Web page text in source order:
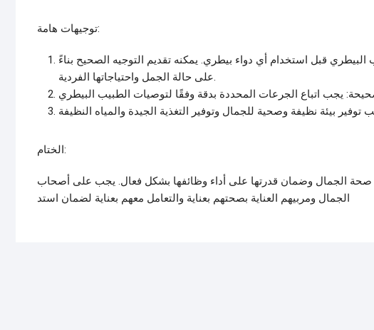
توجيهات هامة:
قبل استخدام أي دواء بيطري. يمكنه تقديم التوجيه الصحيح بناءً
على حالة الجمل واحتياجاتها الفردية.
الختام:
صحة الجمال وضمان قدرتها على أداء وظائفها بشكل فعال. يجب على أصحاب
الجمال ومربيهم العناية بصحتهم بعناية والتعامل معهم بعناية لضمان استد